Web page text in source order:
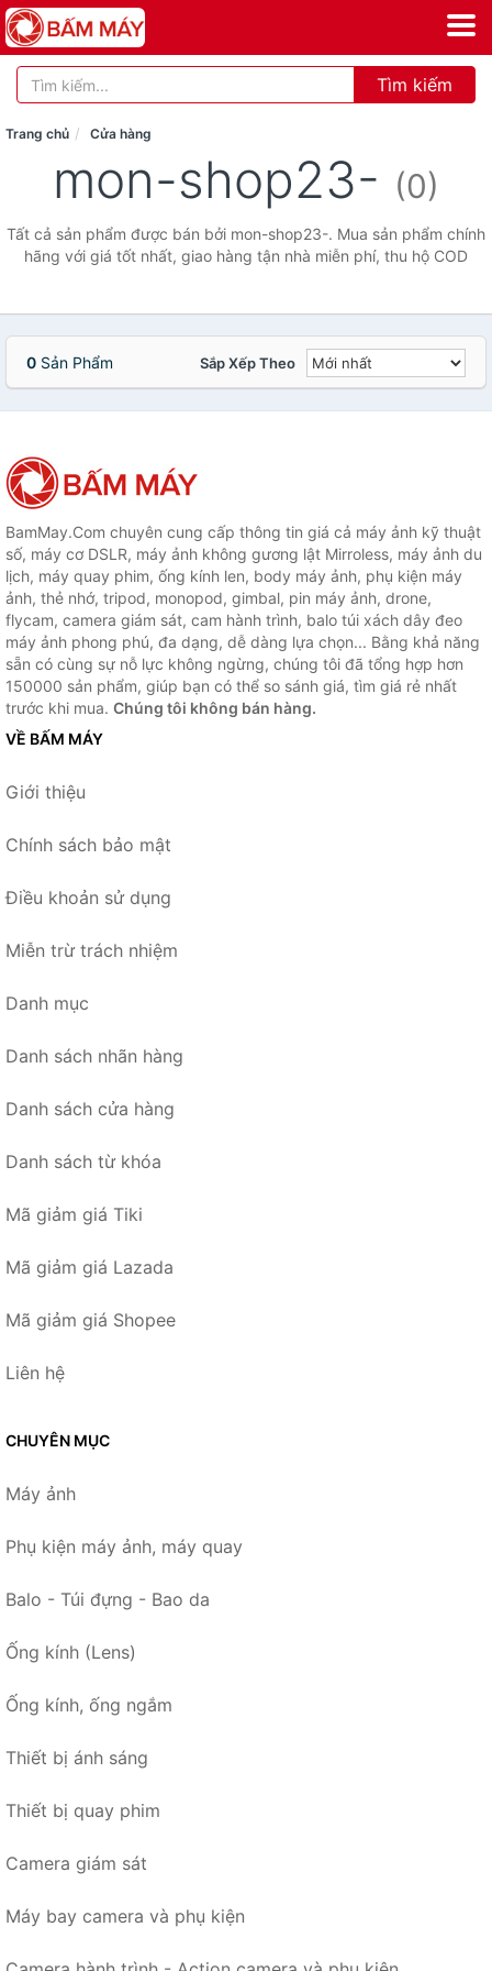
Tìm kiếm
Trang chủ Cửa hàng
mon-shop23- (0)
Tất cả sản phẩm được bán bởi mon-shop23-. Mua sản phẩm chính
hãng với giá tốt nhất, giao hàng tận nhà miễn phí, thu hộ COD
0 Sản Phẩm Sắp Xếp Theo
BamMay.Com chuyên cung cấp thông tin giá cả máy ảnh kỹ thuật
số, máy cơ DSLR, máy ảnh không gương lật Mirroless, máy ảnh du
lịch, máy quay phim, ống kính len, body máy ảnh, phụ kiện máy
ảnh, thẻ nhớ, tripod, monopod, gimbal, pin máy ảnh, drone,
flycam, camera giám sát, cam hành trình, balo túi xách dây đeo
máy ảnh phong phú, đa dạng, dễ dàng lựa chọn... Bằng khả năng
sẵn có cùng sự nỗ lực không ngừng, chúng tôi đã tổng hợp hơn
150000 sản phẩm, giúp bạn có thể so sánh giá, tìm giá rẻ nhất
trước khi mua. Chúng tôi không bán hàng.
VỀ BẤM MÁY
Giới thiệu
Chính sách bảo mật
Điều khoản sử dụng
Miễn trừ trách nhiệm
Danh mục
Danh sách nhãn hàng
Danh sách cửa hàng
Danh sách từ khóa
Mã giảm giá Tiki
Mã giảm giá Lazada
Mã giảm giá Shopee
Liên hệ
CHUYÊN MỤC
Máy ảnh
Phụ kiện máy ảnh, máy quay
Balo - Túi đựng - Bao da
Ống kính (Lens)
Ống kính, ống ngắm
Thiết bị ánh sáng
Thiết bị quay phim
Camera giám sát
Máy bay camera và phụ kiện